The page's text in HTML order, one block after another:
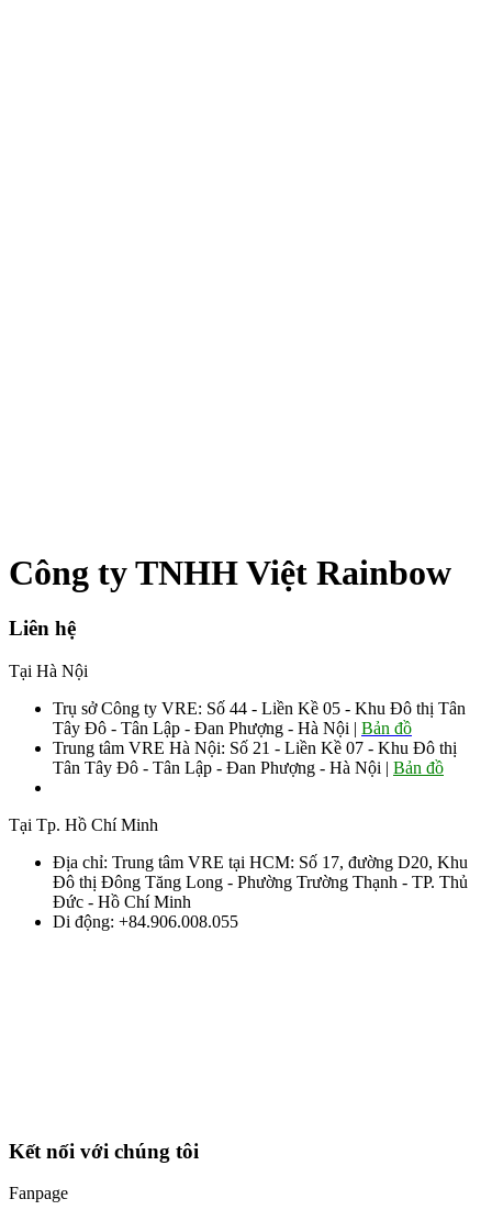
Công ty TNHH Việt Rainbow
Liên hệ
Tại Hà Nội
Trụ sở Công ty VRE: Số 44 - Liền Kề 05 - Khu Đô thị Tân
Tây Đô - Tân Lập - Đan Phượng - Hà Nội | Bản đồ
Trung tâm VRE Hà Nội: Số 21 - Liền Kề 07 - Khu Đô thị
Tân Tây Đô - Tân Lập - Đan Phượng - Hà Nội | Bản đồ
Tại Tp. Hồ Chí Minh
Địa chỉ: Trung tâm VRE tại HCM: Số 17, đường D20, Khu
Đô thị Đông Tăng Long - Phường Trường Thạnh - TP. Thủ
Đức - Hồ Chí Minh
Di động: +84.906.008.055
Kết nối với chúng tôi
Fanpage